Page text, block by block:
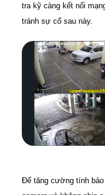
tra kỹ càng kết nối
tránh sự cố sau này.
Để tăng cường tính